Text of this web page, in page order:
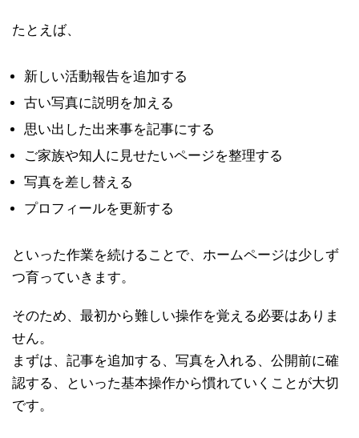
たとえば、
新しい活動報告を追加する
古い写真に説明を加える
思い出した出来事を記事にする
ご家族や知人に見せたいページを整理する
写真を差し替える
プロフィールを更新する
といった作業を続けることで、ホームページは少しず
つ育っていきます。
そのため、最初から難しい操作を覚える必要はありま
せん。
まずは、記事を追加する、写真を入れる、公開前に確
認する、といった基本操作から慣れていくことが大切
です。